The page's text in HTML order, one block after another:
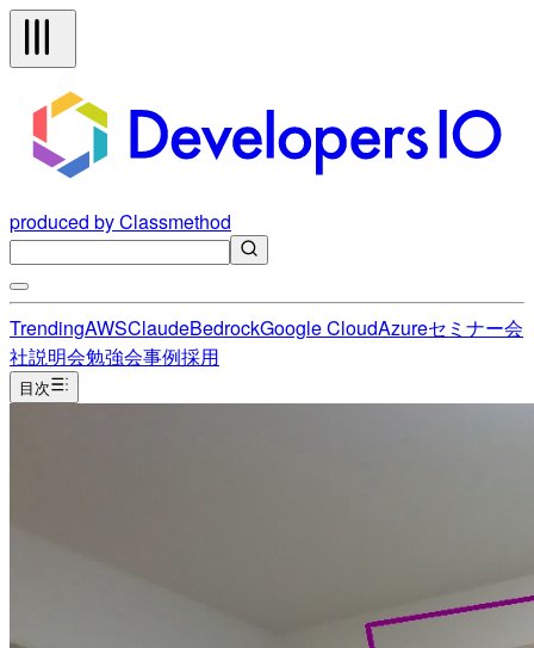
produced by Classmethod
TrendingAWSClaudeBedrockGoogle CloudAzureセミナー会
社説明会勉強会事例採用
目次